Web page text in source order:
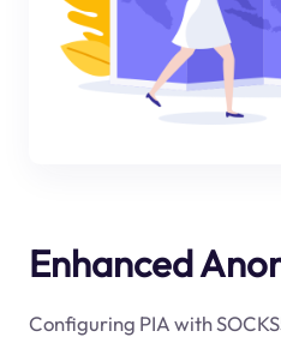
Enhanced
Configuring PIA with